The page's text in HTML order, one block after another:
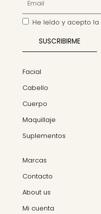
He leído y acepto la
Facial
Cabello
Cuerpo
Maquillaje
Suplementos
Marcas
Contacto
About us
Mi cuenta